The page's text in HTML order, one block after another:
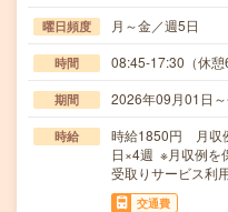
曜日頻度 月～金／週5日
時間 08:45-17:30（休憩
期間 2026年09月01日
時給
時給1850円 月収
日×4週 ※月収例を
受取りサービス利
交通費